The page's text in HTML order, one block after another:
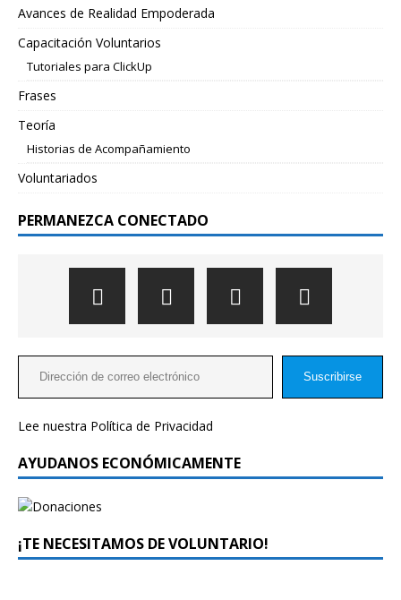
Avances de Realidad Empoderada
Capacitación Voluntarios
Tutoriales para ClickUp
Frases
Teoría
Historias de Acompañamiento
Voluntariados
PERMANEZCA CONECTADO
Suscribirse
Lee nuestra Política de Privacidad
AYUDANOS ECONÓMICAMENTE
¡TE NECESITAMOS DE VOLUNTARIO!